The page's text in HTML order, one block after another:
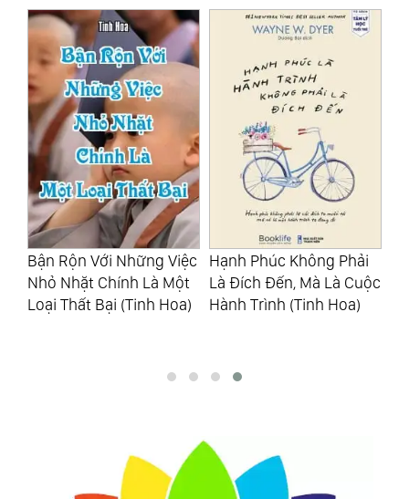
Bận Rộn Với Những Việc
Nhỏ Nhặt Chính Là Một
Loại Thất Bại (Tinh Hoa)
Hạnh Phúc Không Phải
Là Đích Đến, Mà Là Cuộc
Hành Trình (Tinh Hoa)